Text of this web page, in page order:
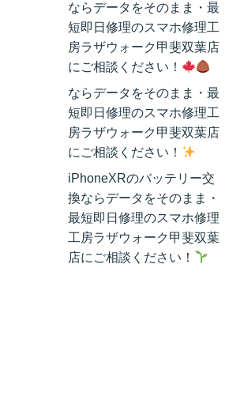
ならデータをそのまま・最
短即日修理のスマホ修理工
房ラザウォーク甲斐双葉店
にご相談ください！
ならデータをそのまま・最
短即日修理のスマホ修理工
房ラザウォーク甲斐双葉店
にご相談ください！
iPhoneXRのバッテリー交
換ならデータをそのまま・
最短即日修理のスマホ修理
工房ラザウォーク甲斐双葉
店にご相談ください！